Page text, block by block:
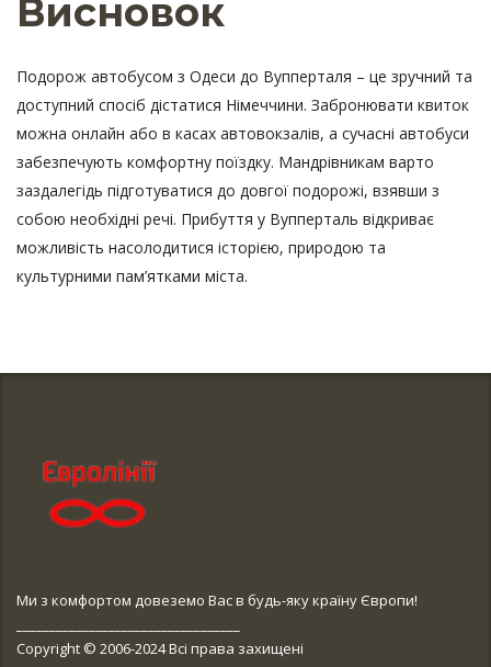
Висновок
Подорож автобусом з Одеси до Вупперталя – це зручний та
доступний спосіб дістатися Німеччини. Забронювати квиток
можна онлайн або в касах автовокзалів, а сучасні автобуси
забезпечують комфортну поїздку. Мандрівникам варто
заздалегідь підготуватися до довгої подорожі, взявши з
собою необхідні речі. Прибуття у Вупперталь відкриває
можливість насолодитися історією, природою та
культурними пам’ятками міста.
Ми з комфортом довеземо Вас в будь-яку країну Європи!
Copyright © 2006-2024 Всі права захищені